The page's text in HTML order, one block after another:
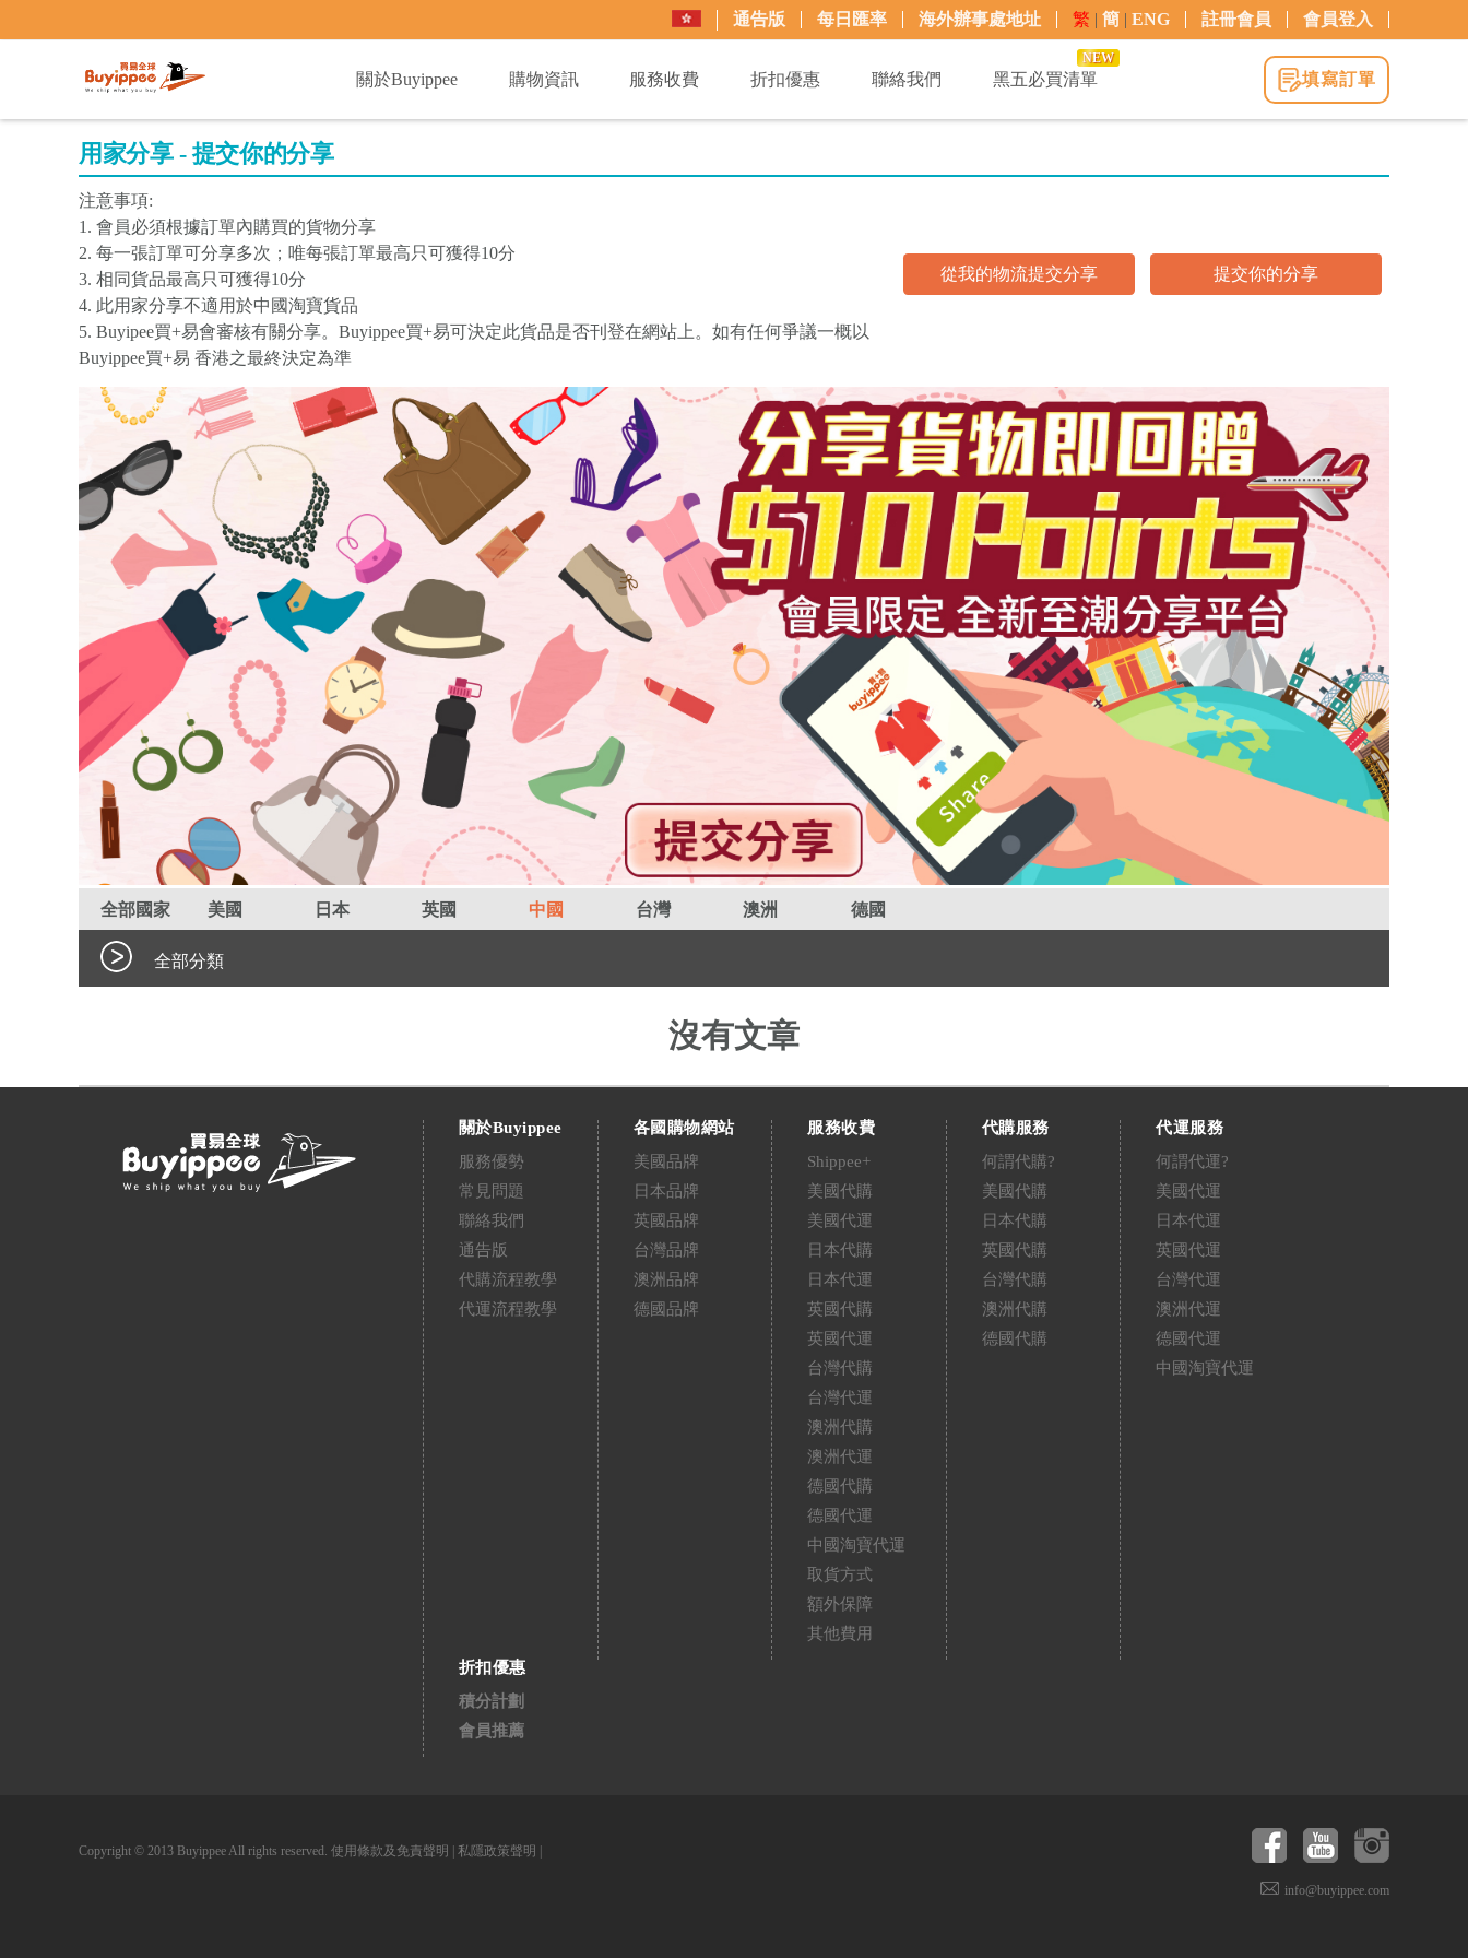
通告版 每日匯率 海外辦事處地址 繁 | 簡 | ENG 註冊會員 會員登入
關於Buyippee
購物資訊 服務收費 折扣優惠 聯絡我們 黑五必買清單
NEW
填寫訂單
用家分享 - 提交你的分享
注意事項:
1. 會員必須根據訂單內購買的貨物分享
2. 每一張訂單可分享多次；唯每張訂單最高只可獲得10分
3. 相同貨品最高只可獲得10分
4. 此用家分享不適用於中國淘寶貨品
5. Buyipee買+易會審核有關分享。Buyippee買+易可決定此貨品是否刊登在網站上。如有任何爭議一概以
Buyippee買+易 香港之最終決定為準
從我的物流提交分享 提交你的分享
全部國家 美國 日本 英國 中國 台灣 澳洲 德國
全部分類
沒有文章
關於Buyippee
服務優勢
常見問題
聯絡我們
通告版
代購流程教學
代運流程教學
各國購物網站
美國品牌
日本品牌
英國品牌
台灣品牌
澳洲品牌
德國品牌
服務收費
Shippee+
美國代購
美國代運
日本代購
日本代運
英國代購
英國代運
台灣代購
台灣代運
澳洲代購
澳洲代運
德國代購
德國代運
中國淘寶代運
取貨方式
額外保障
其他費用
代購服務
何謂代購?
美國代購
日本代購
英國代購
台灣代購
澳洲代購
德國代購
代運服務
何謂代運?
美國代運
日本代運
英國代運
台灣代運
澳洲代運
德國代運
中國淘寶代運
折扣優惠
積分計劃
會員推薦
Copyright © 2013 Buyippee All rights reserved. 使用條款及免責聲明 私隱政策聲明
info@buyippee.com